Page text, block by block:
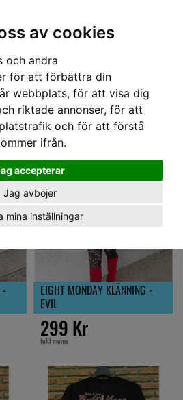
av cookies
och andra
för att förbättra din
webbplats, för att visa dig
riktade annonser, för att
och för att förstå
ifrån.
accepterar
Jag avböjer
mina inställningar
MOON
-
EIGHT MONDAY KLÄNNING -
EVIL
299 Kr
Inkl moms